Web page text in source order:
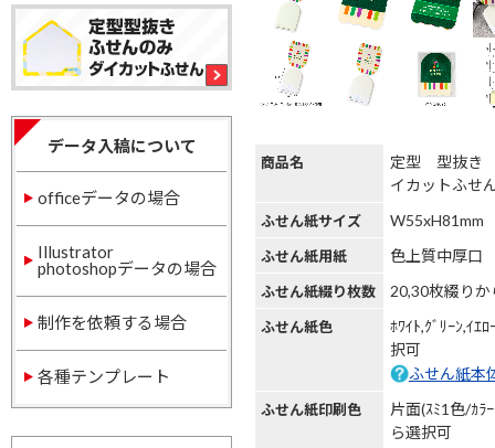
データ入稿について
officeデータの場合
Illustrator
photoshopデータの場合
制作を依頼する場合
各種テンプレート
商品名
定型 型抜き
イカットふせ
ふせん紙サイズ W55xH81mm
ふせん紙用紙 色上質中厚口
ふせん紙綴り枚数 20,30枚綴り
ふせん紙色
ﾎﾜｲﾄ,ｸﾞﾘｰﾝ,ｲｴ
択可
ふせん紙
ふせん紙印刷色
片面(ｽﾐ1色/ｶﾗ
ら選択可